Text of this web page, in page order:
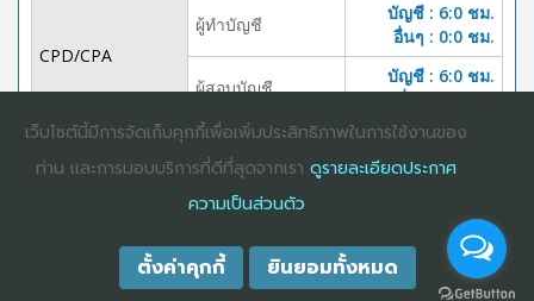
CPD/CPA
ผู้ทำบัญชี
บัญชี : 6:0 ชม.
อื่นๆ : 0:0 ชม.
ผู้สอบบัญชี
บัญชี : 6:0 ชม.
ปิดจอง
BROCHURE
COPYRIGHT ©2025DHARMNITI SEMINAR AND TRAINING CO., LTDALL
RIGHTS RESERVED. E-COMMERCIAL REGISTRATION 0105529026680
เว็บไซต์นี้มีการจัดเก็บคุกกี้เพื่อเพิ่มประสิทธิภาพในการใช้งานของ
ท่าน และการมอบบริการที่ดีที่สุดจากเรา ดูรายละเอียดประกาศ
ความเป็นส่วนตัว
ตั้งค่าคุกกี้ ยินยอมทั้งหมด